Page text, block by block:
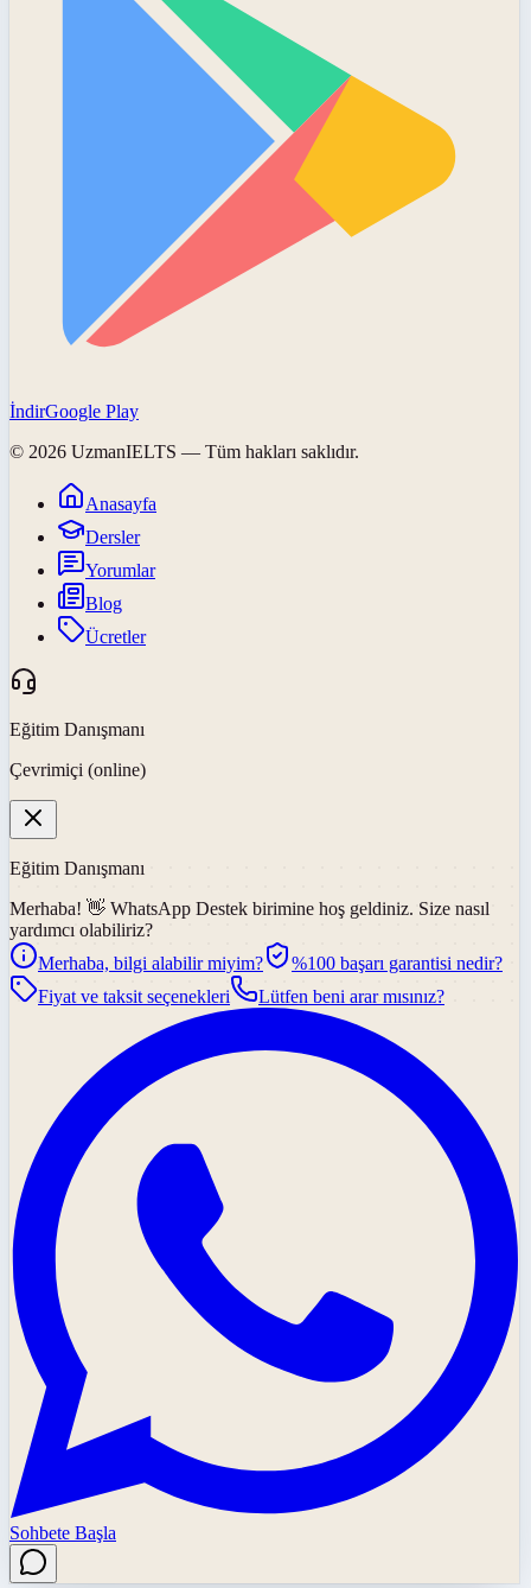
İndirGoogle Play
© 2026 UzmanIELTS — Tüm hakları saklıdır.
Anasayfa
Dersler
Yorumlar
Blog
Ücretler
Eğitim Danışmanı
Çevrimiçi (online)
Eğitim Danışmanı
Merhaba! 👋 WhatsApp Destek birimine hoş geldiniz. Size nasıl
yardımcı olabiliriz?
Merhaba, bilgi alabilir miyim?
%100 başarı garantisi nedir?
Fiyat ve taksit seçenekleri
Lütfen beni arar mısınız?
Sohbete Başla